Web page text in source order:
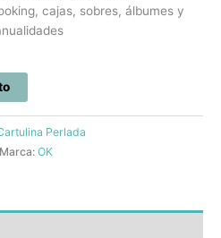
cajas, sobres, álbumes y
Perlada
Marca: OK